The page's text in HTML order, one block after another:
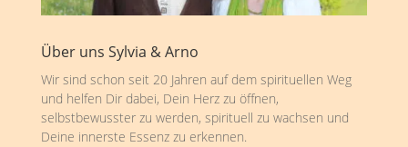
Über uns Sylvia & Arno
Wir sind schon seit 20 Jahren auf dem spirituellen Weg
und helfen Dir dabei, Dein Herz zu öffnen,
selbstbewusster zu werden, spirituell zu wachsen und
Deine innerste Essenz zu erkennen.